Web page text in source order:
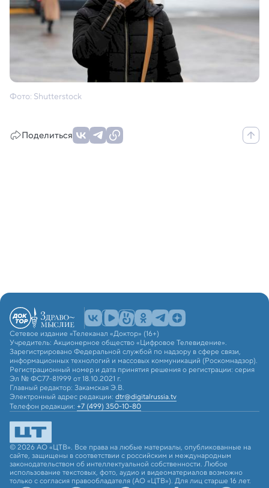
Фото: Shutterstock
Поделиться
Сетевое издание «Телеканал «Доктор» (16+)
Учредитель: Акционерное общество «Цифровое Телевидение».
Зарегистрировано Федеральной службой по надзору в сфере связи,
информационных технологий и массовых коммуникаций (Роскомнадзор).
Регистрационный номер и дата принятия решения о регистрации: серия
Эл № ФС77-81999 от 18.10.2021 г.
Главный редактор: Закамская Э.В.
Электронный адрес редакции: dtr@digitalrussia.tv
Телефон редакции: +7 (499) 350-10-80
© 2026 АО «ЦТВ». Все права на любые материалы, опубликованные на
сайте, защищены в соответствии с российским и международным
законодательством об интеллектуальной собственности. Любое
использование текстовых, фото, аудио и видеоматериалов возможно
только с согласия правообладателя (АО «ЦТВ»). Для лиц старше 16 лет.